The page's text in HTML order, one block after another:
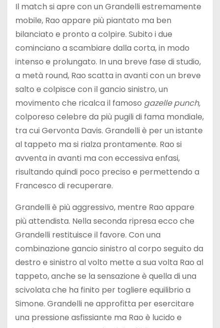
Il match si apre con un Grandelli estremamente
mobile, Rao appare più piantato ma ben
bilanciato e pronto a colpire. Subito i due
cominciano a scambiare dalla corta, in modo
intenso e prolungato. In una breve fase di studio,
a metà round, Rao scatta in avanti con un breve
salto e colpisce con il gancio sinistro, un
movimento che ricalca il famoso gazelle punch,
colporeso celebre da più pugili di fama mondiale,
tra cui Gervonta Davis. Grandelli è per un istante
al tappeto ma si rialza prontamente. Rao si
avventa in avanti ma con eccessiva enfasi,
risultando quindi poco preciso e permettendo a
Francesco di recuperare.
Grandelli è più aggressivo, mentre Rao appare
più attendista. Nella seconda ripresa ecco che
Grandelli restituisce il favore. Con una
combinazione gancio sinistro al corpo seguito da
destro e sinistro al volto mette a sua volta Rao al
tappeto, anche se la sensazione è quella di una
scivolata che ha finito per togliere equilibrio a
Simone. Grandelli ne approfitta per esercitare
una pressione asfissiante ma Rao è lucido e